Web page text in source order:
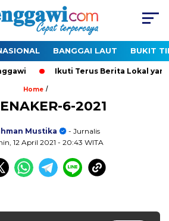
BANGGAI LAUT BUKIT
Ikuti Terus Berita Lokal yang
Home /
6-2021
Mustika
- Jurnalis
12 April 2021 - 20:43 WITA